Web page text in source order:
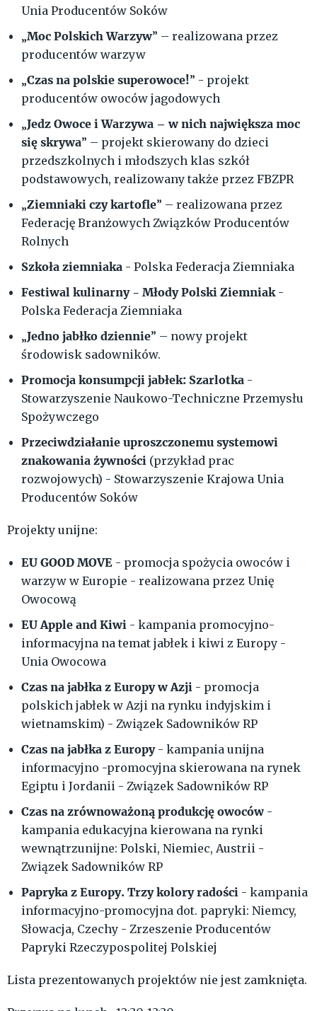
Unia Producentów Soków
„Moc Polskich Warzyw” – realizowana przez
producentów warzyw
„Czas na polskie superowoce!” - projekt
producentów owoców jagodowych
„Jedz Owoce i Warzywa – w nich największa moc
się skrywa” – projekt skierowany do dzieci
przedszkolnych i młodszych klas szkół
podstawowych, realizowany także przez FBZPR
„Ziemniaki czy kartofle” – realizowana przez
Federację Branżowych Związków Producentów
Rolnych
Szkoła ziemniaka - Polska Federacja Ziemniaka
Festiwal kulinarny - Młody Polski Ziemniak -
Polska Federacja Ziemniaka
„Jedno jabłko dziennie” – nowy projekt
środowisk sadowników.
Promocja konsumpcji jabłek: Szarlotka -
Stowarzyszenie Naukowo-Techniczne Przemysłu
Spożywczego
Przeciwdziałanie uproszczonemu systemowi
znakowania żywności (przykład prac
rozwojowych) - Stowarzyszenie Krajowa Unia
Producentów Soków
Projekty unijne:
EU GOOD MOVE - promocja spożycia owoców i
warzyw w Europie - realizowana przez Unię
Owocową
EU Apple and Kiwi - kampania promocyjno-
informacyjna na temat jabłek i kiwi z Europy -
Unia Owocowa
Czas na jabłka z Europy w Azji - promocja
polskich jabłek w Azji na rynku indyjskim i
wietnamskim) - Związek Sadowników RP
Czas na jabłka z Europy- kampania unijna
informacyjno -promocyjna skierowana na rynek
Egiptu i Jordanii - Związek Sadowników RP
Czas na zrównoważoną produkcję owoców -
kampania edukacyjna kierowana na rynki
wewnątrzunijne: Polski, Niemiec, Austrii -
Związek Sadowników RP
Papryka z Europy. Trzy kolory radości - kampania
informacyjno-promocyjna dot. papryki: Niemcy,
Słowacja, Czechy - Zrzeszenie Producentów
Papryki Rzeczypospolitej Polskiej
Lista prezentowanych projektów nie jest zamknięta.